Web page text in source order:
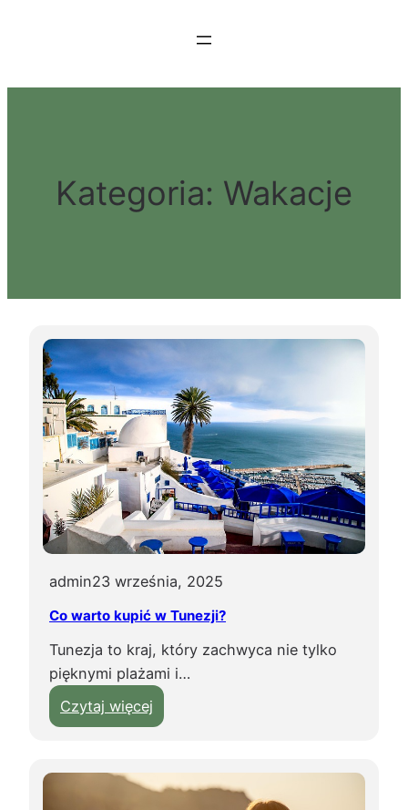
Kategoria: Wakacje
admin23 września, 2025
Co warto kupić w Tunezji?
Tunezja to kraj, który zachwyca nie tylko
pięknymi plażami i…
Czytaj więcej
C
w